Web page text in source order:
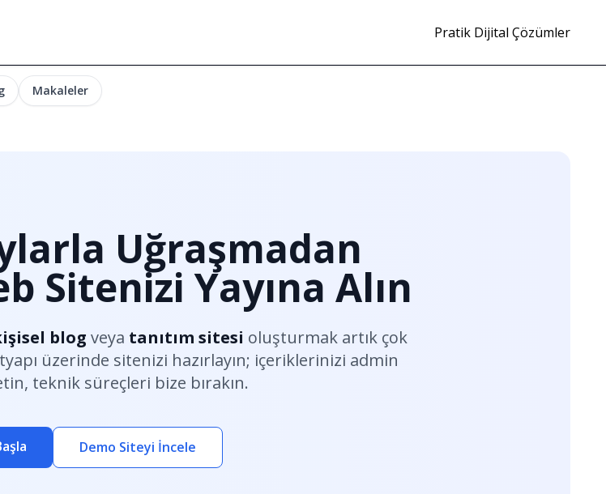
Pratik Dijital Çözümler
Makaleler
Uğraşmadan
Sitenizi Yayına Alın
blog veya tanıtım sitesi oluşturmak artık çok
üzerinde sitenizi hazırlayın; içeriklerinizi admin
teknik süreçleri bize bırakın.
Demo Siteyi İncele